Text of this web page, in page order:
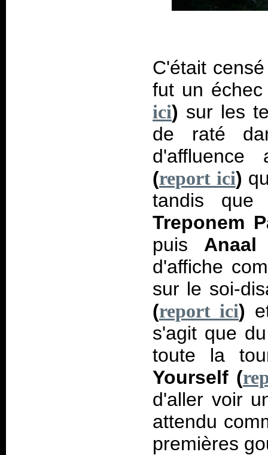
C'était
fut un
ici) sur les
de raté
(report ici)
tandis
Treponem
puis
d'affiche
sur le soi-
(report ici)
s'agit que
toute la
Yourself (
d'aller voir
attendu
premières